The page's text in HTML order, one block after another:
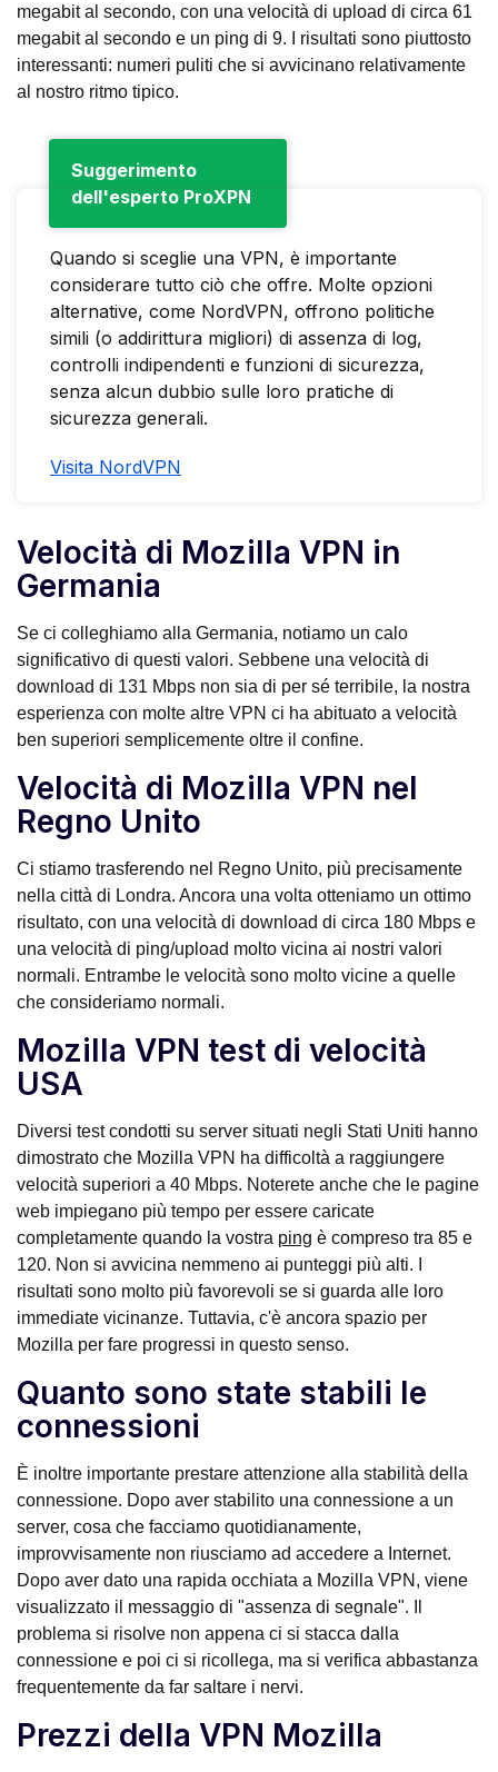
megabit al secondo, con una velocità di upload di circa 61
megabit al secondo e un ping di 9. I risultati sono piuttosto
interessanti: numeri puliti che si avvicinano relativamente
al nostro ritmo tipico.
Suggerimento
dell'esperto ProXPN
Quando si sceglie una VPN, è importante
considerare tutto ciò che offre. Molte opzioni
alternative, come NordVPN, offrono politiche
simili (o addirittura migliori) di assenza di log,
controlli indipendenti e funzioni di sicurezza,
senza alcun dubbio sulle loro pratiche di
sicurezza generali.
Visita NordVPN
Velocità di Mozilla VPN in
Germania
Se ci colleghiamo alla Germania, notiamo un calo
significativo di questi valori. Sebbene una velocità di
download di 131 Mbps non sia di per sé terribile, la nostra
esperienza con molte altre VPN ci ha abituato a velocità
ben superiori semplicemente oltre il confine.
Velocità di Mozilla VPN nel
Regno Unito
Ci stiamo trasferendo nel Regno Unito, più precisamente
nella città di Londra. Ancora una volta otteniamo un ottimo
risultato, con una velocità di download di circa 180 Mbps e
una velocità di ping/upload molto vicina ai nostri valori
normali. Entrambe le velocità sono molto vicine a quelle
che consideriamo normali.
Mozilla VPN test di velocità
USA
Diversi test condotti su server situati negli Stati Uniti hanno
dimostrato che Mozilla VPN ha difficoltà a raggiungere
velocità superiori a 40 Mbps. Noterete anche che le pagine
web impiegano più tempo per essere caricate
completamente quando la vostra ping è compreso tra 85 e
120. Non si avvicina nemmeno ai punteggi più alti. I
risultati sono molto più favorevoli se si guarda alle loro
immediate vicinanze. Tuttavia, c'è ancora spazio per
Mozilla per fare progressi in questo senso.
Quanto sono state stabili le
connessioni
È inoltre importante prestare attenzione alla stabilità della
connessione. Dopo aver stabilito una connessione a un
server, cosa che facciamo quotidianamente,
improvvisamente non riusciamo ad accedere a Internet.
Dopo aver dato una rapida occhiata a Mozilla VPN, viene
visualizzato il messaggio di "assenza di segnale". Il
problema si risolve non appena ci si stacca dalla
connessione e poi ci si ricollega, ma si verifica abbastanza
frequentemente da far saltare i nervi.
Prezzi della VPN Mozilla